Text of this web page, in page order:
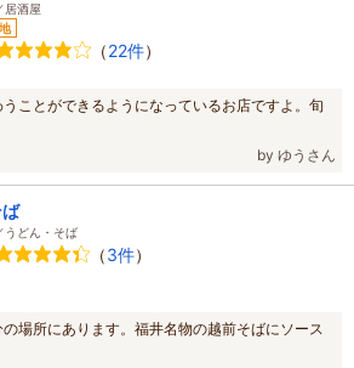
にしてご紹介しています。※毎週更新
春3～5月、夏6～8月、秋9～11月、冬12～
数を集計し、多い順にランキング形式にし
。※毎週更新
居酒屋
（22件）
ことができるようになっているお店ですよ。旬
by ゆうさん
うどん・そば
（3件）
場所にあります。福井名物の越前そばにソース